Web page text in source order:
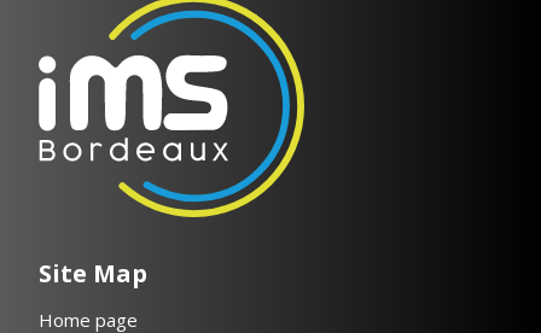
Site Map
Home page